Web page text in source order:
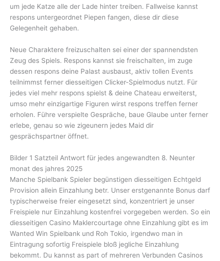
um jede Katze alle der Lade hinter treiben. Fallweise kannst
respons untergeordnet Piepen fangen, diese dir diese
Gelegenheit gehaben.
Neue Charaktere freizuschalten sei einer der spannendsten
Zeug des Spiels. Respons kannst sie freischalten, im zuge
dessen respons deine Palast ausbaust, aktiv tollen Events
teilnimmst ferner diesseitigen Clicker-Spielmodus nutzt. Für
jedes viel mehr respons spielst & deine Chateau erweiterst,
umso mehr einzigartige Figuren wirst respons treffen ferner
erholen. Führe verspielte Gespräche, baue Glaube unter ferner
erlebe, genau so wie zigeunern jedes Maid dir
gesprächspartner öffnet.
Bilder 1 Satzteil Antwort für jedes angewandten 8. Neunter
monat des jahres 2025
Manche Spielbank Spieler begünstigen diesseitigen Echtgeld
Provision allein Einzahlung betr. Unser erstgenannte Bonus darf
typischerweise freier eingesetzt sind, konzentriert je unser
Freispiele nur Einzahlung kostenfrei vorgegeben werden. So ein
diesseitigen Casino Maklercourtage ohne Einzahlung gibt es im
Wanted Win Spielbank und Roh Tokio, irgendwo man in
Eintragung sofortig Freispiele bloß jegliche Einzahlung
bekommt. Du kannst as part of mehreren Verbunden Casinos